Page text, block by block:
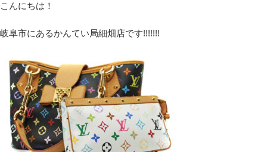
こんにちは！
岐阜市にあるかんてい局細畑店です!!!!!!!